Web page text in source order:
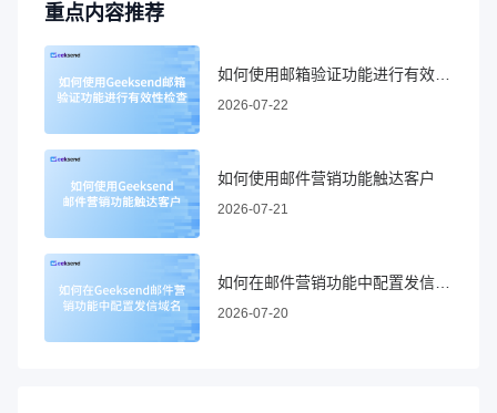
重点内容推荐
2026-07-22
如何使用邮件营销功能触达客户
2026-07-21
2026-07-20